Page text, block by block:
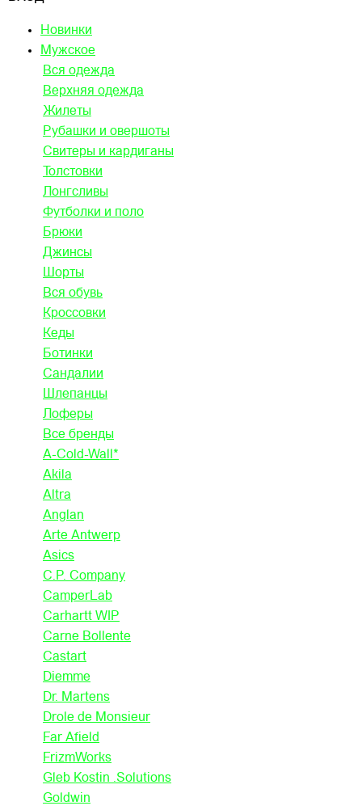
Новинки
Мужское
Вся одежда
Верхняя одежда
Жилеты
Рубашки и овершоты
Свитеры и кардиганы
Толстовки
Лонгсливы
Футболки и поло
Брюки
Джинсы
Шорты
Вся обувь
Кроссовки
Кеды
Ботинки
Сандалии
Шлепанцы
Лоферы
Все бренды
A-Cold-Wall*
Akila
Altra
Anglan
Arte Antwerp
Asics
C.P. Company
CamperLab
Carhartt WIP
Carne Bollente
Castart
Diemme
Dr. Martens
Drole de Monsieur
Far Afield
FrizmWorks
Gleb Kostin .Solutions
Goldwin